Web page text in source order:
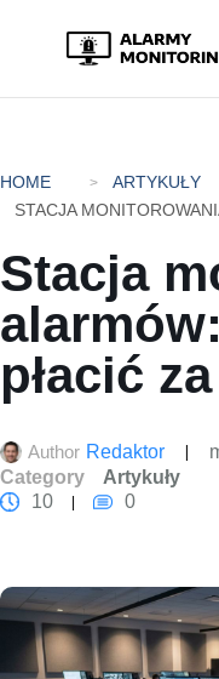
HOME
ARTYKUŁY
Stacja
płacić
Author Redaktor
Category
Artykuły
10
0